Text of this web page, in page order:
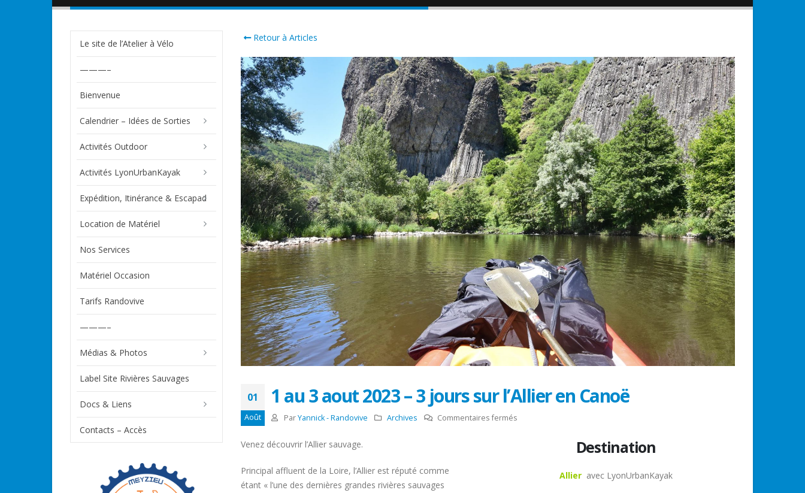
Retour à Articles
01
Août
1 au 3 aout 2023 – 3 jours sur l’Allier en Canoë
Par Yannick - Randovive Archives Commentaires ferméssur
Venez découvrir l’Allier sauvage.
Principal affluent de la Loire, l’Allier est réputé comme
étant « l’une des dernières grandes rivières sauvages
Destination
Allier avec LyonUrbanKayak
Le site de l’Atelier à Vélo
———–
Bienvenue
Calendrier – Idées de Sorties
Activités Outdoor
Activités LyonUrbanKayak
Expédition, Itinérance & Escapad
Location de Matériel
Nos Services
Matériel Occasion
Tarifs Randovive
———–
Médias & Photos
Label Site Rivières Sauvages
Docs & Liens
Contacts – Accès